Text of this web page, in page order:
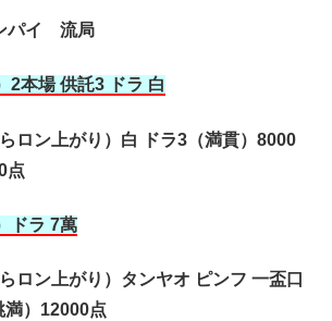
パイ 流局
本場 供託3 ドラ 白
ロン上がり）白 ドラ3（満貫）8000
点
ドラ 7萬
ロン上がり）タンヤオ ピンフ 一盃口
満）12000点